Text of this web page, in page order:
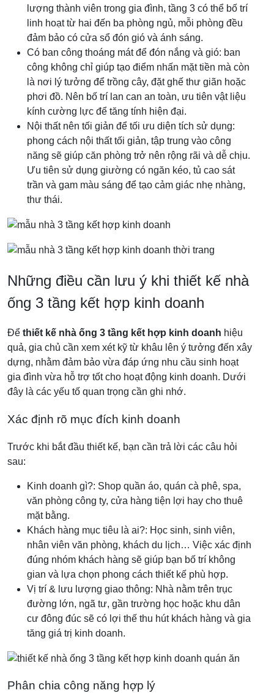
lượng thành viên trong gia đình, tầng 3 có thể bố trí
linh hoạt từ hai đến ba phòng ngủ, mỗi phòng đều
đảm bảo có cửa sổ đón gió và ánh sáng.
Có ban công thoáng mát để đón nắng và gió: ban
công không chỉ giúp tạo điểm nhấn mặt tiền mà còn
là nơi lý tưởng để trồng cây, đặt ghế thư giãn hoặc
phơi đồ. Nên bố trí lan can an toàn, ưu tiên vật liệu
kính cường lực để tăng tính hiện đại.
Nội thất nên tối giản để tối ưu diện tích sử dụng:
phong cách nội thất tối giản, tập trung vào công
năng sẽ giúp căn phòng trở nên rộng rãi và dễ chịu.
Ưu tiên sử dụng giường có ngăn kéo, tủ cao sát
trần và gam màu sáng để tạo cảm giác nhẹ nhàng,
thư thái.
Những điều cần lưu ý khi thiết kế nhà
ống 3 tầng kết hợp kinh doanh
Để thiết kế nhà ống 3 tầng kết hợp kinh doanh hiệu
quả, gia chủ cần xem xét kỹ từ khâu lên ý tưởng đến xây
dựng, nhằm đảm bảo vừa đáp ứng nhu cầu sinh hoạt
gia đình vừa hỗ trợ tốt cho hoạt động kinh doanh. Dưới
đây là các yếu tố quan trọng cần ghi nhớ.
Xác định rõ mục đích kinh doanh
Trước khi bắt đầu thiết kế, bạn cần trả lời các câu hỏi
sau:
Kinh doanh gì?: Shop quần áo, quán cà phê, spa,
văn phòng công ty, cửa hàng tiện lợi hay cho thuê
mặt bằng.
Khách hàng mục tiêu là ai?: Học sinh, sinh viên,
nhân viên văn phòng, khách du lịch… Việc xác định
đúng nhóm khách hàng sẽ giúp bạn bố trí không
gian và lựa chọn phong cách thiết kế phù hợp.
Vị trí & lưu lượng giao thông: Nhà nằm trên trục
đường lớn, ngã tư, gần trường học hoặc khu dân
cư đông đúc sẽ có lợi thế thu hút khách hàng và gia
tăng giá trị kinh doanh.
Phân chia công năng hợp lý